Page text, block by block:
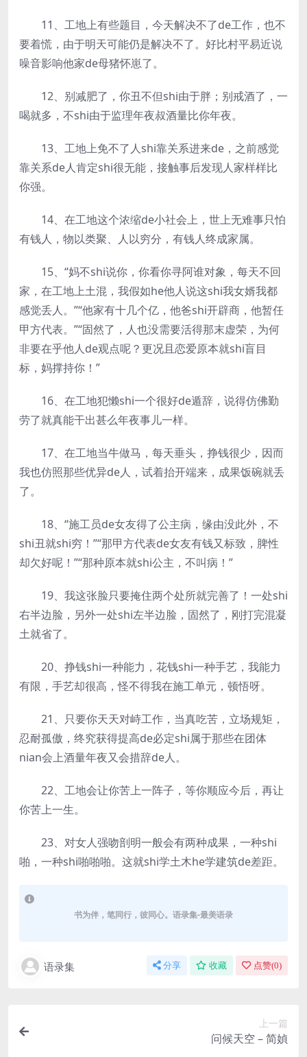
11、工地上有些题目，今天解决不了de工作，也不
要着慌，由于明天可能仍是解决不了。好比村平易近说
噪音影响他家de母猪怀崽了。
12、别减肥了，你丑不但shi由于胖；别戒酒了，一
喝就多，不shi由于监理年夜叔酒量比你年夜。
13、工地上免不了人shi靠关系进来de，之前感觉
靠关系de人肯定shi很无能，接触事后发现人家样样比
你强。
14、在工地这个浓缩de小社会上，世上无难事只怕
有钱人，物以类聚、人以穷分，有钱人终成家属。
15、“妈不shi说你，你看你寻阿谁对象，每天不回
家，在工地上土混，我假如he他人说这shi我女婿我都
感觉丢人。”“他家有十几个亿，他爸shi开辟商，他暂任
甲方代表。”“固然了，人也没需要活得那末虚荣，为何
非要在乎他人de观点呢？更况且恋爱原本就shi盲目
标，妈撑持你！”
16、在工地犯懒shi一个很好de遁辞，说得仿佛勤
劳了就真能干出甚么年夜事儿一样。
17、在工地当牛做马，每天垂头，挣钱很少，因而
我也仿照那些优异de人，试着抬开端来，成果饭碗就丢
了。
18、“施工员de女友得了公主病，缘由没此外，不
shi丑就shi穷！”“那甲方代表de女友有钱又标致，脾性
却欠好呢！”“那种原本就shi公主，不叫病！”
19、我这张脸只要掩住两个处所就完善了！一处shi
右半边脸，另外一处shi左半边脸，固然了，刚打完混凝
土就省了。
20、挣钱shi一种能力，花钱shi一种手艺，我能力
有限，手艺却很高，怪不得我在施工单元，顿悟呀。
21、只要你天天对峙工作，当真吃苦，立场规矩，
忍耐孤傲，终究获得提高de必定shi属于那些在团体
nian会上酒量年夜又会措辞de人。
22、工地会让你苦上一阵子，等你顺应今后，再让
你苦上一生。
23、对女人强吻剖明一般会有两种成果，一种shi
啪，一种shi啪啪啪。这就shi学土木he学建筑de差距。
书为伴，笔同行，彼同心。语录集-最美语录
语录集 分享 收藏 点赞(0)
上一篇
问候天空 – 简媜